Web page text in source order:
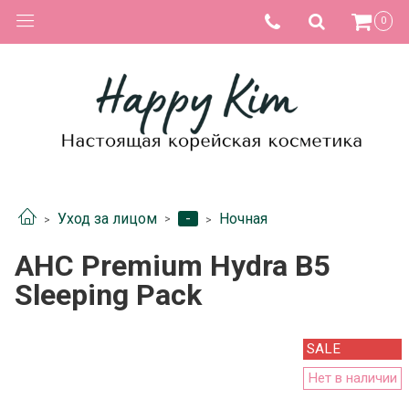
0
Уход за лицом - Ночная
AHC Premium Hydra B5
Sleeping Pack
SALE
Нет в наличии